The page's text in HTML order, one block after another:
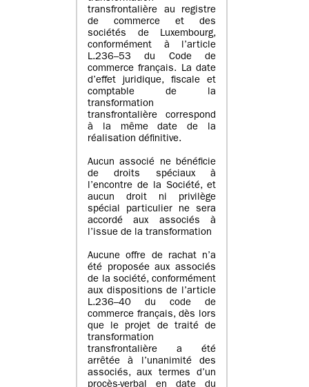
transfrontalière au registre
de commerce et des
sociétés de Luxembourg,
conformément à l’article
L.236–53 du Code de
commerce français. La date
d’effet juridique, fiscale et
comptable de la
transformation
transfrontalière correspond
à la même date de la
réalisation définitive.
Aucun associé ne bénéficie
de droits spéciaux à
l’encontre de la Société, et
aucun droit ni privilège
spécial particulier ne sera
accordé aux associés à
l’issue de la transformation
Aucune offre de rachat n’a
été proposée aux associés
de la société, conformément
aux dispositions de l’article
L.236–40 du code de
commerce français, dès lors
que le projet de traité de
transformation
transfrontalière a été
arrêtée à l’unanimité des
associés, aux termes d’un